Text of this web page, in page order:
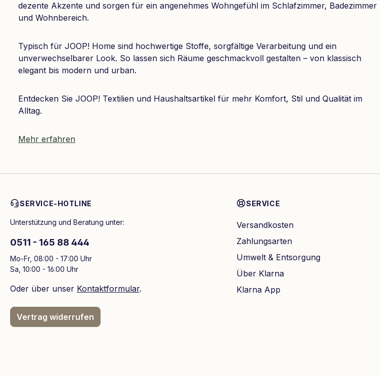
dezente Akzente und sorgen für ein angenehmes Wohngefühl im Schlafzimmer, Badezimmer
und Wohnbereich.
Typisch für JOOP! Home sind hochwertige Stoffe, sorgfältige Verarbeitung und ein
unverwechselbarer Look. So lassen sich Räume geschmackvoll gestalten – von klassisch
elegant bis modern und urban.
Entdecken Sie JOOP! Textilien und Haushaltsartikel für mehr Komfort, Stil und Qualität im
Alltag.
Mehr erfahren
SERVICE-HOTLINE
Unterstützung und Beratung unter:
0511 - 165 88 444
Mo-Fr, 08:00 - 17:00 Uhr
Sa, 10:00 - 16:00 Uhr
Oder über unser Kontaktformular.
Vertrag widerrufen
SERVICE
Versandkosten
Zahlungsarten
Umwelt & Entsorgung
Über Klarna
Klarna App